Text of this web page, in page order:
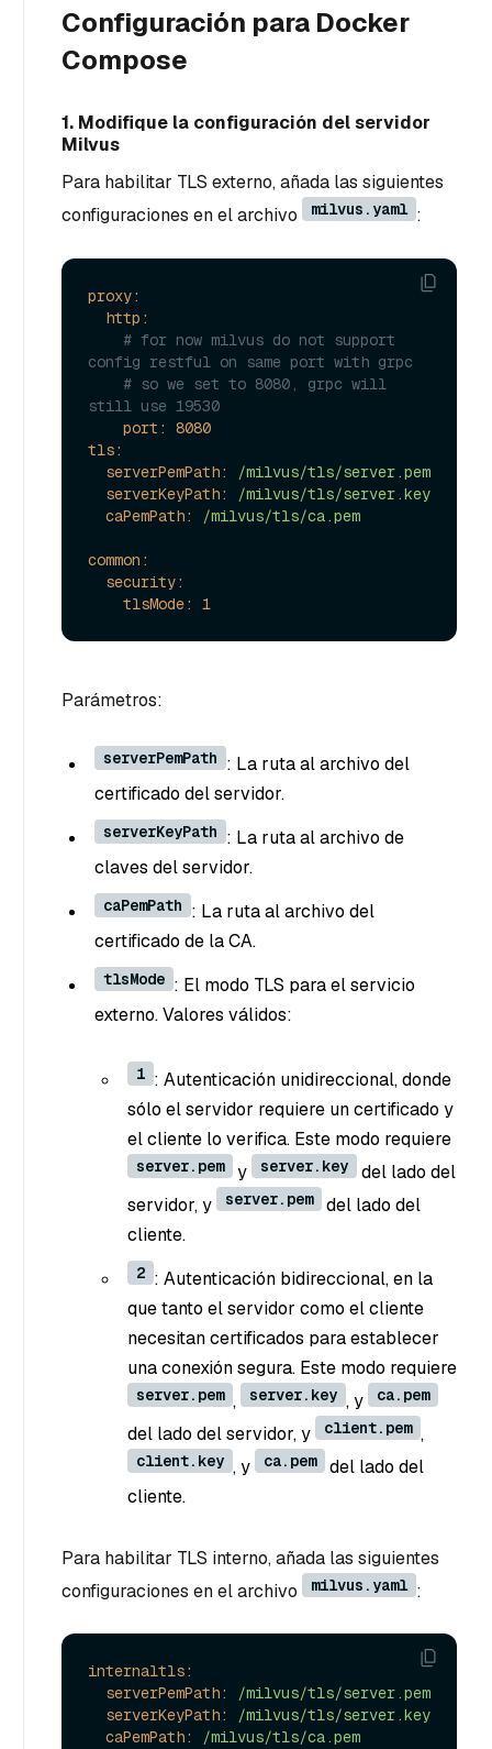
Configuración para Docker
Compose
1. Modifique la configuración del servidor
Milvus
Para habilitar TLS externo, añada las siguientes
configuraciones en el archivo
milvus.yaml :
proxy:
http:
# for now milvus do not support
config restful on same port with grpc
# so we set to 8080, grpc will
still use 19530
port:
8080
tls:
serverPemPath:
/milvus/tls/server.pem
serverKeyPath:
/milvus/tls/server.key
caPemPath:
/milvus/tls/ca.pem
common:
security:
tlsMode:
1
Parámetros:
serverPemPath : La ruta al archivo del
certificado del servidor.
serverKeyPath : La ruta al archivo de
claves del servidor.
caPemPath : La ruta al archivo del
certificado de la CA.
tlsMode : El modo TLS para el servicio
externo. Valores válidos:
1 : Autenticación unidireccional, donde
sólo el servidor requiere un certificado y
el cliente lo verifica. Este modo requiere
server.pem y server.key
del lado del
servidor, y
server.pem
del lado del
cliente.
2 : Autenticación bidireccional, en la
que tanto el servidor como el cliente
necesitan certificados para establecer
una conexión segura. Este modo requiere
server.pem , server.key , y ca.pem
del lado del servidor, y client.pem ,
client.key , y ca.pem
del lado del
cliente.
Para habilitar TLS interno, añada las siguientes
configuraciones en el archivo
milvus.yaml :
internaltls:
serverPemPath:
/milvus/tls/server.pem
serverKeyPath:
/milvus/tls/server.key
caPemPath:
/milvus/tls/ca.pem